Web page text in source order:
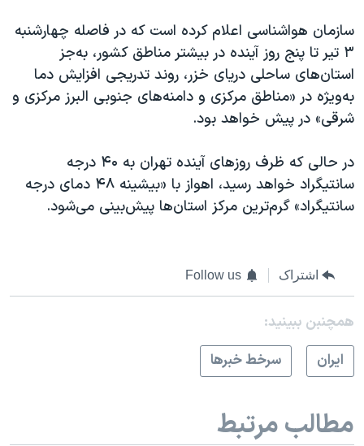
سازمان هواشناسی اعلام کرده است که در فاصله چهارشنبه
۳ تیر تا پنج روز آینده در بیشتر مناطق کشور، به‌جز
استان‌های ساحلی دریای خزر، روند تدریجی افزایش دما
به‌ویژه در «مناطق مرکزی و دامنه‌های جنوبی البرز مرکزی و
شرقی» در پیش خواهد بود.
در حالی که ظرف روزهای آینده تهران به ۴۰ درجه
سانتیگراد خواهد رسید، اهواز با «بیشینه ۴۸ دمای درجه
سانتیگراد» گرم‌ترین مرکز استان‌ها پیش‌بینی می‌شود.
اشتراک Follow us
همچنبن ببینید:
ايران
سرخط خبرها
مطالب مرتبط